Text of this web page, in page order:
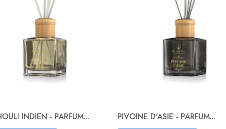
INDIEN - PARFUM... PIVOINE D'ASIE - PARFUM...